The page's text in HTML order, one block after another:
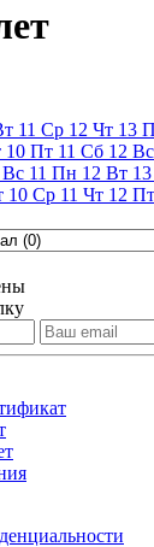
11 Ср 12 Чт 13
10 Пт 11 Сб 12 Вс
Вс 11 Пн 12 Вт 13
10 Ср 11 Чт 12 Пт